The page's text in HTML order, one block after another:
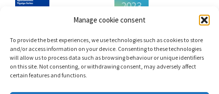
Manage cookie consent
To provide the best experiences, we use technologies such as cookies to store
and/or access information on your device. Consenting to these technologies
will allow us to process data such as browsing behaviour or unique identifiers
on this site. Not consenting, or withdrawing consent, may adversely affect
certain features and functions.
Impressum und Datenschutz
Transparenz-Portal
Cookies